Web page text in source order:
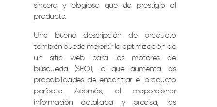
sincera y elogiosa que da prestigio al
producto.
Una buena descripción de producto
también puede mejorar la optimización de
un sitio web para los motores de
búsqueda (SEO), lo que aumenta las
probabilidades de encontrar el producto
perfecto. Además, al proporcionar
información detallada y precisa, las